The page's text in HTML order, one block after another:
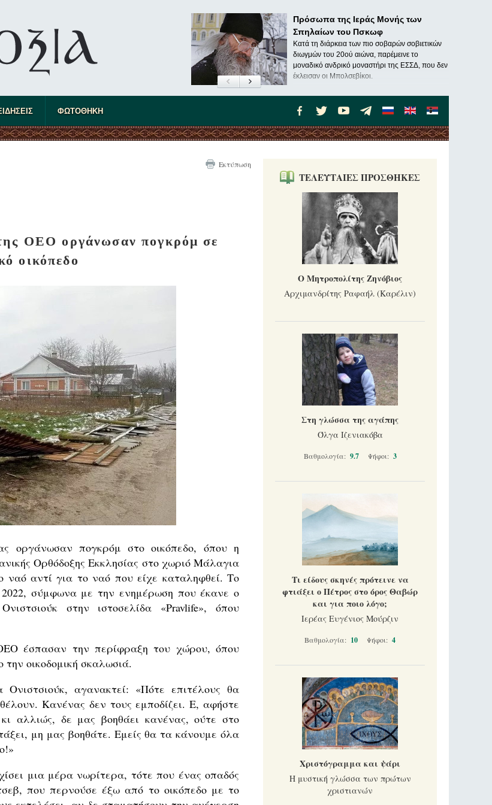
Πρόσωπα της Ιεράς Μονής των
Σπηλαίων του Πσκωφ
Κατά τη διάρκεια των πιο σοβαρών σοβιετικών
διωγμών του 20ού αιώνα, παρέμεινε το
μοναδικό ανδρικό μοναστήρι της ΕΣΣΔ, που δεν
έκλεισαν οι Μπολσεβίκοι.
ΦΩΤΟΘΗΚΗ
Εκτύπωση
ΟΕΟ οργάνωσαν πογκρόμ σε
οικόπεδο
οργάνωσαν πογκρόμ στο οικόπεδο, όπου η
Ορθόδοξης Εκκλησίας στο χωριό Μάλαγια
ναό αντί για το ναό που είχε καταληφθεί. Το
σύμφωνα με την ενημέρωση που έκανε ο
στην ιστοσελίδα «Pravlife», όπου
έσπασαν την περίφραξη του χώρου, όπου
οικοδομική σκαλωσιά.
αγανακτεί: «Πότε επιτέλους θα
Κανένας δεν τους εμποδίζει. Ε, αφήστε
αλλιώς, δε μας βοηθάει κανένας, ούτε στο
μη μας βοηθάτε. Εμείς θα τα κάνουμε όλα
μια μέρα νωρίτερα, τότε που ένας οπαδός
που περνούσε έξω από το οικόπεδο με το
ΤΕΛΕΥΤΑΙΕΣ ΠΡΟΣΘΗΚΕΣ
Ο Μητροπολίτης Ζηνόβιος
Αρχιμανδρίτης Ραφαήλ (Καρέλιν)
Στη γλώσσα της αγάπης
Όλγα Ιζενιακόβα
Βαθμολογία: 9.7 Ψήφοι: 3
Τι είδους σκηνές πρότεινε να
φτιάξει ο Πέτρος στο όρος Θαβώρ
και για ποιο λόγο;
Ιερέας Ευγένιος Μούρζιν
Βαθμολογία: 10 Ψήφοι: 4
Χριστόγραμμα και ψάρι
Η μυστική γλώσσα των πρώτων
χριστιανών